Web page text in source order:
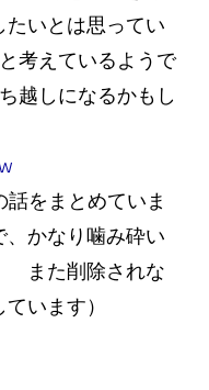
いとは思ってい
考えているようで
越しになるかもし
話をまとめていま
かなり噛み砕い
また削除されな
います）